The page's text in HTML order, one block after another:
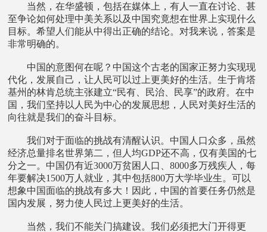
当然，在华盛顿，包括在媒体上，有人一直在讨论、甚
至争论如何处理中美关系以及中国究竟想在世界上实现什么
目标。希望人们能从中得出正确的结论。对我来说，答案是
非常明确的。
中国的意图何在呢？中国这个古老的国家正努力实现现
代化，发展自己，让人民可以过上更美好的生活。生于肯塔
基州的林肯总统主张建立“民有、民治、民享”的政府。在中
国，我们坚持以人民为中心的发展思想，人民对美好生活的
向往就是我们的奋斗目标。
我们对于面临的挑战有清醒认识。中国人口众多，虽然
经济总量排名世界第二，但人均GDP还不高，仅有美国的七
分之一。中国仍有近3000万贫困人口、8000多万残疾人，每
年要解决1500万人就业，其中包括800万大学毕业生。可以
想象中国面临的挑战有多大！因此，中国的首要任务仍然是
国内发展，努力使人民过上更美好的生活。
当然，我们不能关门搞建设。我们必须把大门开得更